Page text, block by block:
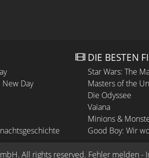
Day
DIE BESTEN
Star Wars: The
Masters of the
Die Odyssee
Vaiana
Minions &
Good Boy: Wir
. All rights reserved. Fehler melden -